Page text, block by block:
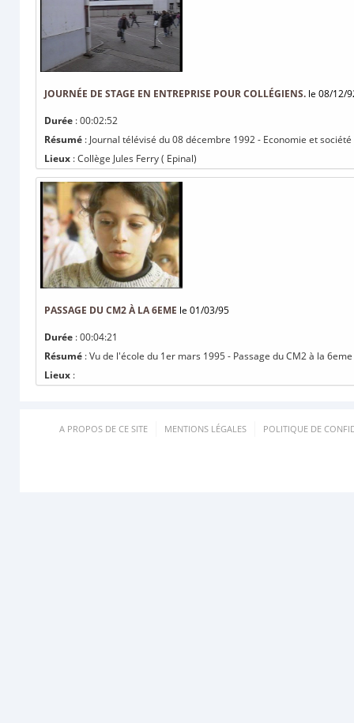
JOURNÉE DE STAGE EN ENTREPRISE POUR COLLÉGIENS. le 08/12/
Durée : 00:02:52
Résumé : Journal télévisé du 08 décembre 1992 - Economie et
Lieux : Collège Jules Ferry ( Epinal)
PASSAGE DU CM2 À LA 6EME le 01/03/95
Durée : 00:04:21
Résumé : Vu de l'école du 1er mars 1995 - Passage du CM2 à la 6eme
Lieux :
A PROPOS DE CE SITE MENTIONS LÉGALES POLITIQUE DE